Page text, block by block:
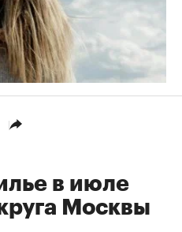
в июле
Москвы